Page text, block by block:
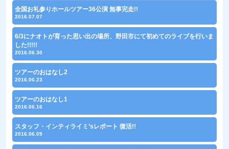
全国お礼参りホールツアー36公演 無事完走!!
2016.07.07
6/3にナオトが育った思い出の場所、野田市にて初めてのライブを行いま
した!!!!!
2016.06.30
ツアーのおはなし2
2016.06.23
ツアーのおはなし1
2016.06.16
スタッフ・インティライミ’sレポート 復活!!
2016.06.09